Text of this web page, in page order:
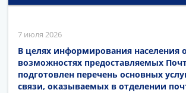
7 июля 2026
В целях информирования населения о
возможностях предоставляемых
подготовлен перечень основных
связи, оказываемых в отделении